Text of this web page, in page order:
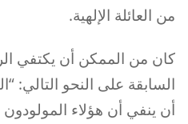
من العائلة الإلهية.
كان من الممكن أن يكتفي
السابقة على النحو التالي:
أن ينفي أن هؤلاء